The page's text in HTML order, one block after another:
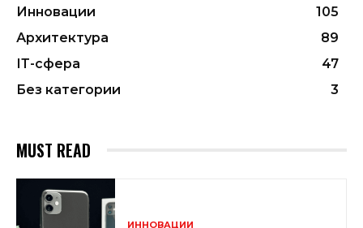
Инновации
105
Архитектура
89
ІТ-сфера
47
Без категории
3
MUST READ
ИННОВАЦИИ